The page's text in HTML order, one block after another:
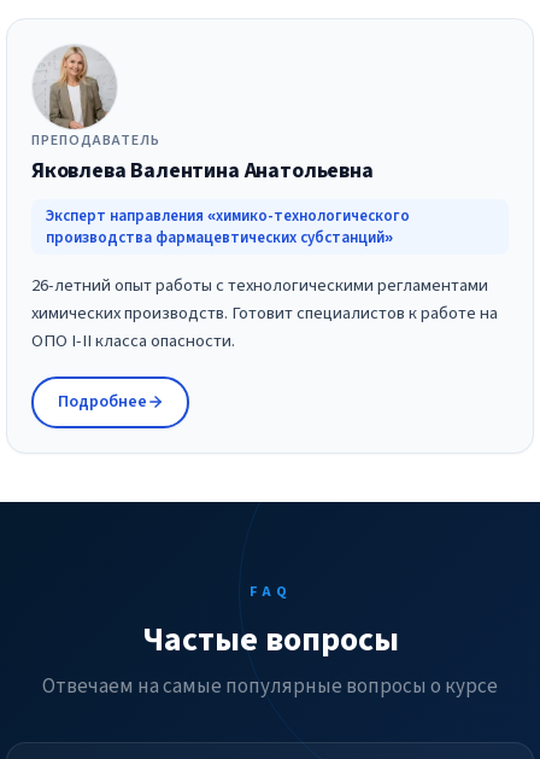
ПРЕПОДАВАТЕЛЬ
Яковлева Валентина Анатольевна
Эксперт направления «химико-технологического
производства фармацевтических субстанций»
26-летний опыт работы с технологическими регламентами
химических производств. Готовит специалистов к работе на
ОПО I-II класса опасности.
Подробнее
FAQ
Частые вопросы
Отвечаем на самые популярные вопросы о курсе